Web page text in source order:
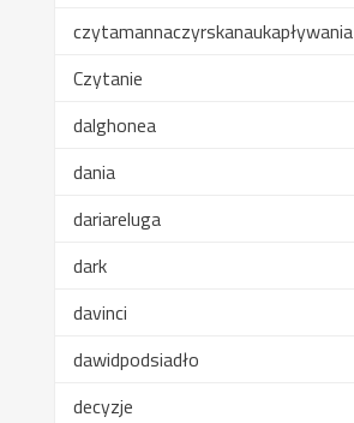
czytamannaczyrskanaukapływania
Czytanie
dalghonea
dania
dariareluga
dark
davinci
dawidpodsiadło
decyzje